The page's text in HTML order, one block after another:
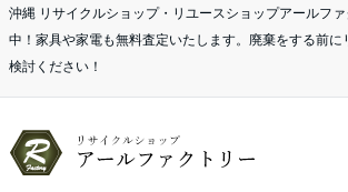
沖縄 リサイクルショップ・リユースショップアールフ
中！家具や家電も無料査定いたします。廃棄をする前
検討ください！